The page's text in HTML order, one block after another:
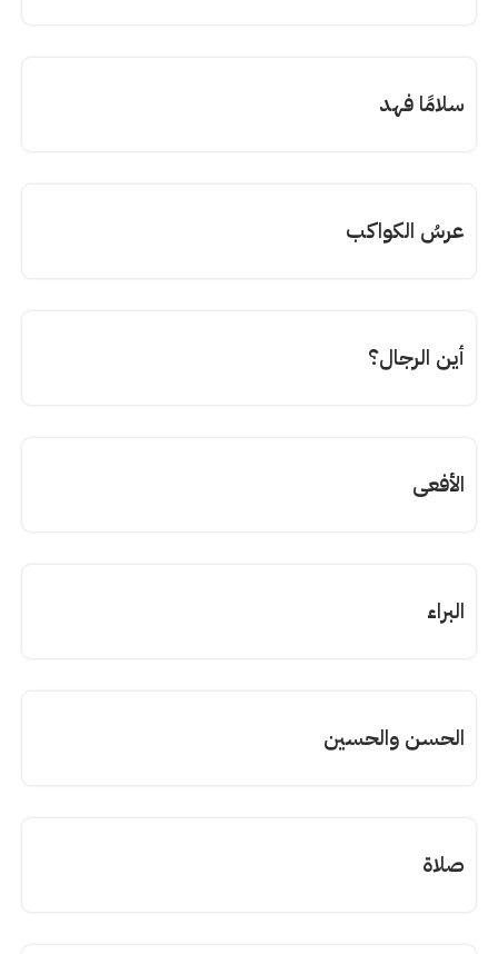
سلامًا فهد
عرسُ الكواكب
أين الرجال؟
الأفعى
البراء
الحسن والحسين
صلاة